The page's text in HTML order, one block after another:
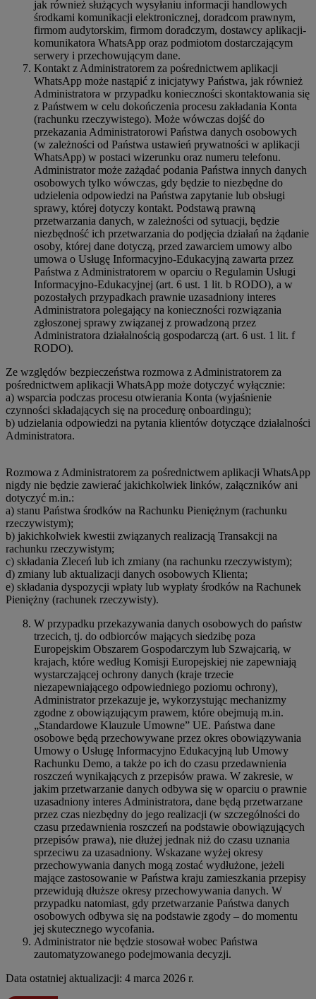
jak również służących wysyłaniu informacji handlowych
środkami komunikacji elektronicznej, doradcom prawnym,
firmom audytorskim, firmom doradczym, dostawcy aplikacji-
komunikatora WhatsApp oraz podmiotom dostarczającym
serwery i przechowującym dane.
Kontakt z Administratorem za pośrednictwem aplikacji
WhatsApp może nastąpić z inicjatywy Państwa, jak również
Administratora w przypadku konieczności skontaktowania się
z Państwem w celu dokończenia procesu zakładania Konta
(rachunku rzeczywistego). Może wówczas dojść do
przekazania Administratorowi Państwa danych osobowych
(w zależności od Państwa ustawień prywatności w aplikacji
WhatsApp) w postaci wizerunku oraz numeru telefonu.
Administrator może zażądać podania Państwa innych danych
osobowych tylko wówczas, gdy będzie to niezbędne do
udzielenia odpowiedzi na Państwa zapytanie lub obsługi
sprawy, której dotyczy kontakt. Podstawą prawną
przetwarzania danych, w zależności od sytuacji, będzie
niezbędność ich przetwarzania do podjęcia działań na żądanie
osoby, której dane dotyczą, przed zawarciem umowy albo
umowa o Usługę Informacyjno-Edukacyjną zawarta przez
Państwa z Administratorem w oparciu o Regulamin Usługi
Informacyjno-Edukacyjnej (art. 6 ust. 1 lit. b RODO), a w
pozostałych przypadkach prawnie uzasadniony interes
Administratora polegający na konieczności rozwiązania
zgłoszonej sprawy związanej z prowadzoną przez
Administratora działalnością gospodarczą (art. 6 ust. 1 lit. f
RODO).
Ze względów bezpieczeństwa rozmowa z Administratorem za
pośrednictwem aplikacji WhatsApp może dotyczyć wyłącznie:
a) wsparcia podczas procesu otwierania Konta (wyjaśnienie
czynności składających się na procedurę onboardingu);
b) udzielania odpowiedzi na pytania klientów dotyczące działalności
Administratora.
Rozmowa z Administratorem za pośrednictwem aplikacji WhatsApp
nigdy nie będzie zawierać jakichkolwiek linków, załączników ani
dotyczyć m.in.:
a) stanu Państwa środków na Rachunku Pieniężnym (rachunku
rzeczywistym);
b) jakichkolwiek kwestii związanych realizacją Transakcji na
rachunku rzeczywistym;
c) składania Zleceń lub ich zmiany (na rachunku rzeczywistym);
d) zmiany lub aktualizacji danych osobowych Klienta;
e) składania dyspozycji wpłaty lub wypłaty środków na Rachunek
Pieniężny (rachunek rzeczywisty).
W przypadku przekazywania danych osobowych do państw
trzecich, tj. do odbiorców mających siedzibę poza
Europejskim Obszarem Gospodarczym lub Szwajcarią, w
krajach, które według Komisji Europejskiej nie zapewniają
wystarczającej ochrony danych (kraje trzecie
niezapewniającego odpowiedniego poziomu ochrony),
Administrator przekazuje je, wykorzystując mechanizmy
zgodne z obowiązującym prawem, które obejmują m.in.
„Standardowe Klauzule Umowne” UE. Państwa dane
osobowe będą przechowywane przez okres obowiązywania
Umowy o Usługę Informacyjno Edukacyjną lub Umowy
Rachunku Demo, a także po ich do czasu przedawnienia
roszczeń wynikających z przepisów prawa. W zakresie, w
jakim przetwarzanie danych odbywa się w oparciu o prawnie
uzasadniony interes Administratora, dane będą przetwarzane
przez czas niezbędny do jego realizacji (w szczególności do
czasu przedawnienia roszczeń na podstawie obowiązujących
przepisów prawa), nie dłużej jednak niż do czasu uznania
sprzeciwu za uzasadniony. Wskazane wyżej okresy
przechowywania danych mogą zostać wydłużone, jeżeli
mające zastosowanie w Państwa kraju zamieszkania przepisy
przewidują dłuższe okresy przechowywania danych. W
przypadku natomiast, gdy przetwarzanie Państwa danych
osobowych odbywa się na podstawie zgody – do momentu
jej skutecznego wycofania.
Administrator nie będzie stosował wobec Państwa
zautomatyzowanego podejmowania decyzji.
Data ostatniej aktualizacji: 4 marca 2026 r.